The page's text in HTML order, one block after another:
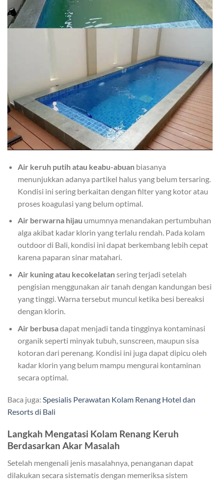
Air keruh putih atau keabu-abuanbiasanya
menunjukkan adanya partikel halus yang belum tersaring.
Kondisi ini sering berkaitan dengan filter yang kotor atau
proses koagulasi yang belum optimal.
Air berwarna hijau umumnya menandakan pertumbuhan
alga akibat kadar klorin yang terlalu rendah. Pada kolam
outdoor di Bali, kondisi ini dapat berkembang lebih cepat
karena paparan sinar matahari.
Air kuning atau kecokelatansering terjadi setelah
pengisian menggunakan air tanah dengan kandungan besi
yang tinggi. Warna tersebut muncul ketika besi bereaksi
dengan klorin.
Air berbusadapat menjadi tanda tingginya kontaminasi
organik seperti minyak tubuh, sunscreen, maupun sisa
kotoran dari perenang. Kondisi ini juga dapat dipicu oleh
kadar klorin yang belum mampu mengurai kontaminan
secara optimal.
Baca juga: Spesialis Perawatan Kolam Renang Hotel dan
Resorts di Bali
Langkah Mengatasi Kolam Renang Keruh
Berdasarkan Akar Masalah
Setelah mengenali jenis masalahnya, penanganan dapat
dilakukan secara sistematis dengan memeriksa sistem